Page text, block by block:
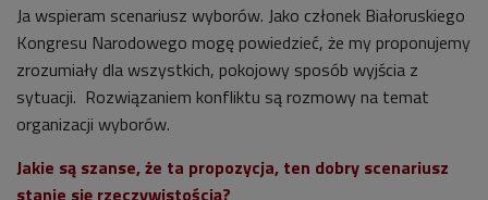
Ja wspieram scenariusz wyborów. Jako członek Białoruskiego
Kongresu Narodowego mogę powiedzieć, że my proponujemy
zrozumiały dla wszystkich, pokojowy sposób wyjścia z
sytuacji. Rozwiązaniem konfliktu są rozmowy na temat
organizacji wyborów.
Jakie są szanse, że ta propozycja, ten dobry scenariusz
stanie się rzeczywistością?